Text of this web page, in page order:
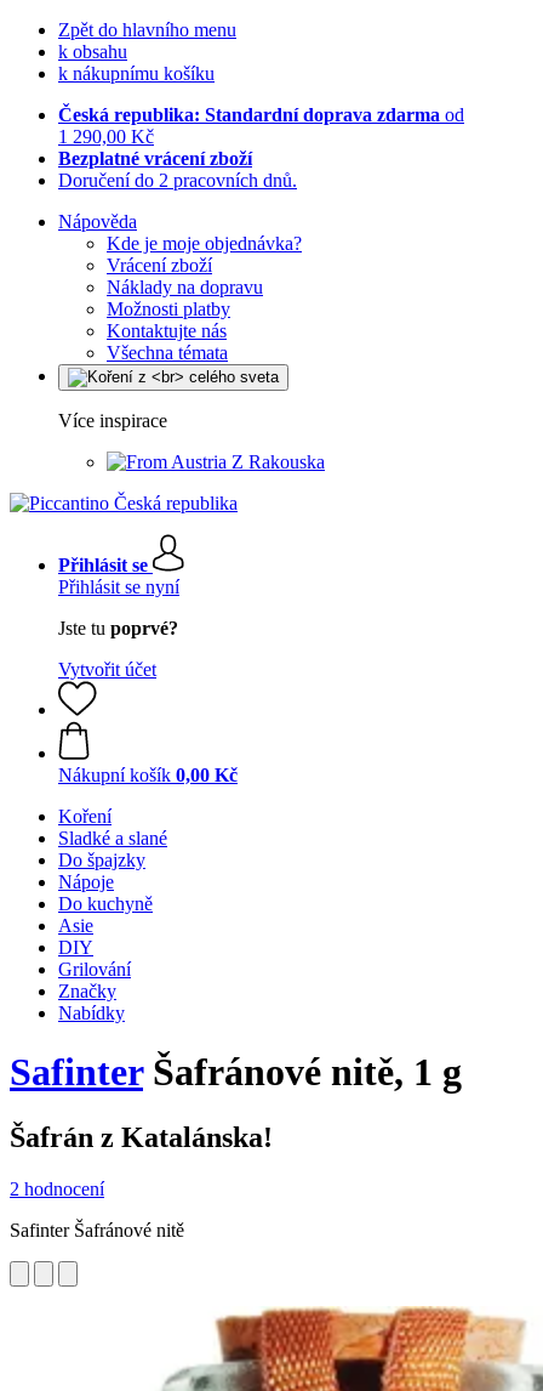
Zpět do hlavního menu
k obsahu
k nákupnímu košíku
Česká republika: Standardní doprava zdarma od
1 290,00 Kč
Bezplatné vrácení zboží
Doručení do 2 pracovních dnů.
Nápověda
Kde je moje objednávka?
Vrácení zboží
Náklady na dopravu
Možnosti platby
Kontaktujte nás
Všechna témata
Více inspirace
Z Rakouska
Přihlásit se
Přihlásit se nyní
Jste tu poprvé?
Vytvořit účet
Nákupní košík 0,00 Kč
Koření
Sladké a slané
Do špajzky
Nápoje
Do kuchyně
Asie
DIY
Grilování
Značky
Nabídky
SafinterŠafránové nitě, 1 g
Šafrán z Katalánska!
2 hodnocení
Safinter Šafránové nitě